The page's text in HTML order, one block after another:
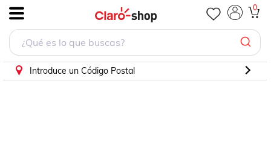
0
Introduce un Código Postal
PorCategorías
PorMarcas
PorDescuento